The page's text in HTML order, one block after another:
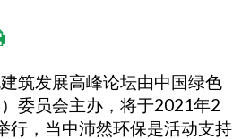
筑发展高峰论坛由中国绿色
委员会主办，将于2021年2
行，当中沛然环保是活动支持